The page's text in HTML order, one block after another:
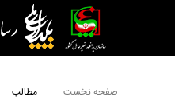
صفحه نخست مطالب